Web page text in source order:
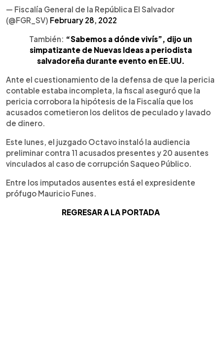
— Fiscalía General de la República El Salvador
(@FGR_SV) February 28, 2022
También: “Sabemos a dónde vivís”, dijo un
simpatizante de Nuevas Ideas a periodista
salvadoreña durante evento en EE.UU.
Ante el cuestionamiento de la defensa de que la pericia
contable estaba incompleta, la fiscal aseguró que la
pericia corrobora la hipótesis de la Fiscalía que los
acusados cometieron los delitos de peculado y lavado
de dinero.
Este lunes, el juzgado Octavo instaló la audiencia
preliminar contra 11 acusados presentes y 20 ausentes
vinculados al caso de corrupción Saqueo Público.
Entre los imputados ausentes está el expresidente
prófugo Mauricio Funes.
REGRESAR A LA PORTADA